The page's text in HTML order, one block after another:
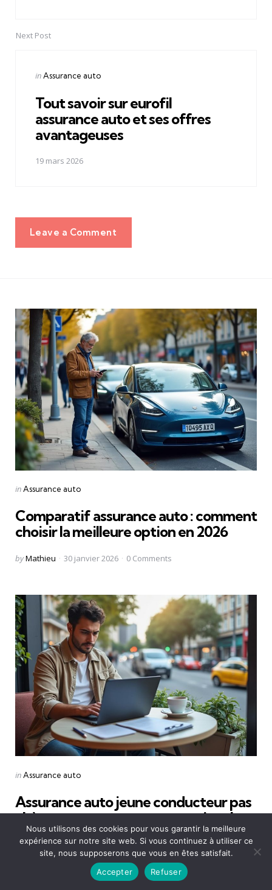
Next Post
Posted
inAssurance auto
Tout savoir sur eurofil
assurance auto et ses offres
avantageuses
19 mars 2026
Leave a Comment
Categories
Posted
inAssurance auto
Comparatif assurance auto : comment
choisir la meilleure option en 2026
Posted
byMathieu 30 janvier 2026 0 Comments
Categories
Posted
inAssurance auto
Assurance auto jeune conducteur pas
chère : astuces pour payer moins cher
en 2026
PostedMathieu 2 mars 2026 0Comments
Nous utilisons des cookies pour vous garantir la meilleure
expérience sur notre site web. Si vous continuez à utiliser ce
site, nous supposerons que vous en êtes satisfait.
Accepter
Refuser